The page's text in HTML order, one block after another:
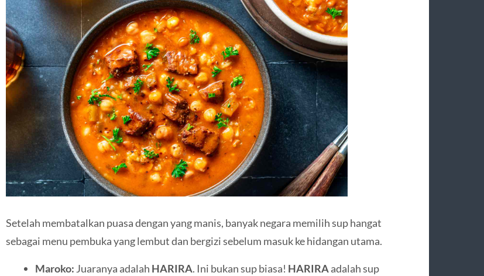
Setelah membatalkan puasa dengan yang manis, banyak negara memilih sup hangat
sebagai menu pembuka yang lembut dan bergizi sebelum masuk ke hidangan utama.
Maroko: Juaranya adalah HARIRA. Ini bukan sup biasa! HARIRAadalah sup